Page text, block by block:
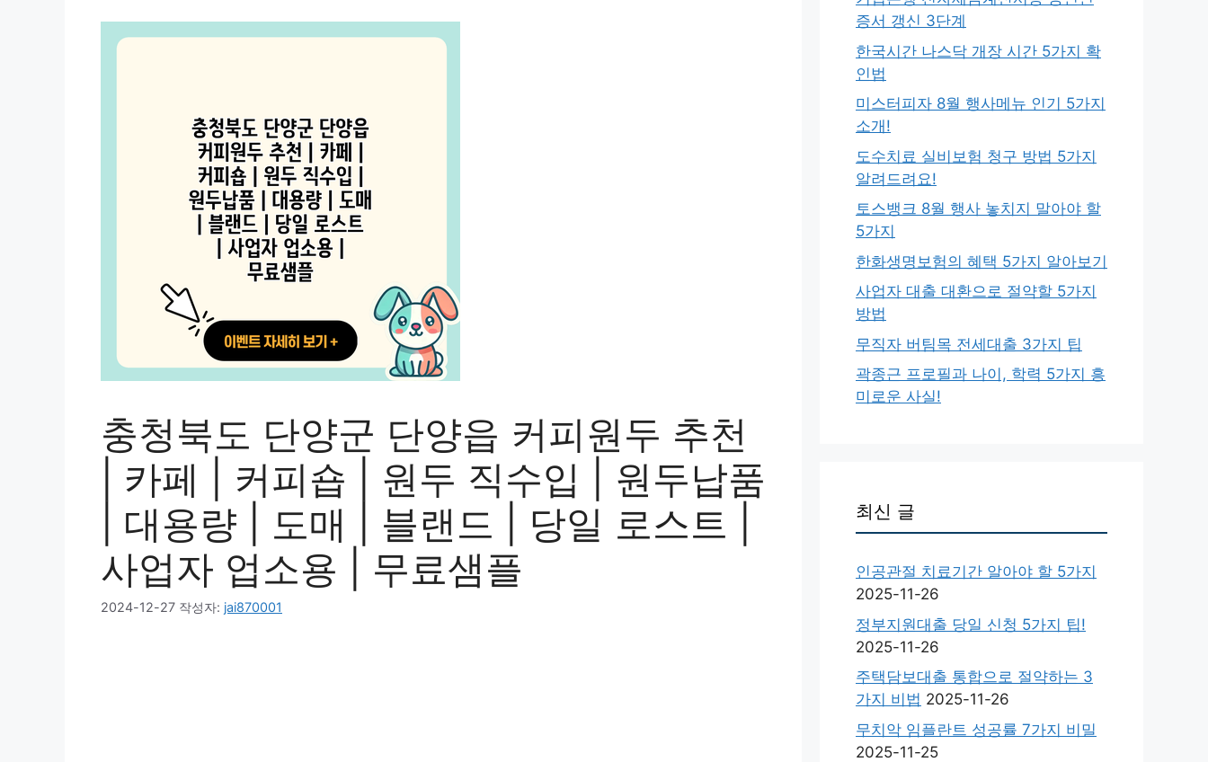
충청북도 단양군 단양읍 커피원두 추천
| 카페 | 커피숍 | 원두 직수입 | 원두납품
| 대용량 | 도매 | 블랜드 | 당일 로스트 |
사업자 업소용 | 무료샘플
2024-12-27 작성자: jai870001
증서 갱신 3단계
한국시간 나스닥 개장 시간 5가지 확
인법
미스터피자 8월 행사메뉴 인기 5가지
소개!
도수치료 실비보험 청구 방법 5가지
알려드려요!
토스뱅크 8월 행사 놓치지 말아야 할
5가지
한화생명보험의 혜택 5가지 알아보기
사업자 대출 대환으로 절약할 5가지
방법
무직자 버팀목 전세대출 3가지 팁
곽종근 프로필과 나이, 학력 5가지 흥
미로운 사실!
최신 글
인공관절 치료기간 알아야 할 5가지
2025-11-26
정부지원대출 당일 신청 5가지 팁!
2025-11-26
주택담보대출 통합으로 절약하는 3
가지 비법 2025-11-26
무치악 임플란트 성공률 7가지 비밀
2025-11-25